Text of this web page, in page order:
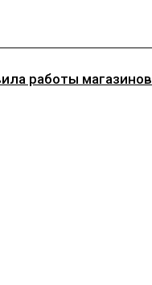
работы магазинов